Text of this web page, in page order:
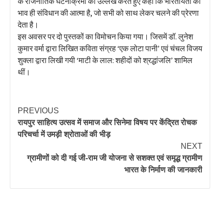
भाव ही संविधान की आत्मा है, जो सभी को साथ लेकर चलने की प्रेरणा
देता है।
इस अवसर पर दो पुस्तकों का विमोचन किया गया। जिसमें डॉ. लुनेश
कुमार वर्मा द्वारा लिखित कविता संग्रह ‘एक लोटा पानी’ एवं चंचल विजय
शुक्ला द्वारा लिखी गयी ‘माटी के लाल: शहीदों को श्रद्धांजलि’ शामिल
थीं।
PREVIOUS
रायपुर साहित्य उत्सव में समाज और सिनेमा विषय पर केंद्रित रोचक
परिचर्चा में उमड़ी श्रोताओं की भीड़
NEXT
ग्रामीणों को दी गई जी-राम जी योजना से सशक्त एवं समृद्ध ग्रामीण
भारत के निर्माण की जानकारी